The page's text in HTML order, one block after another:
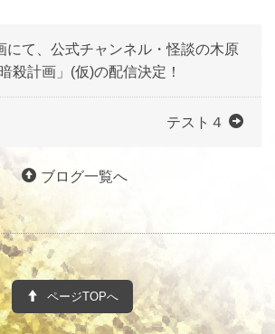
にて、公式チャンネル・怪談の木原
殺計画」(仮)の配信決定！
テスト４
ブログ一覧へ
ページTOPへ